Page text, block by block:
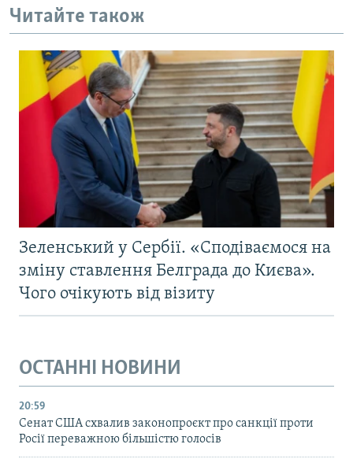
Читайте також
Зеленський у Сербії. «Сподіваємося на
зміну ставлення Белграда до Києва».
Чого очікують від візиту
ОСТАННІ НОВИНИ
20:59
Cенат США схвалив законопроєкт про санкції проти
Росії переважною більшістю голосів